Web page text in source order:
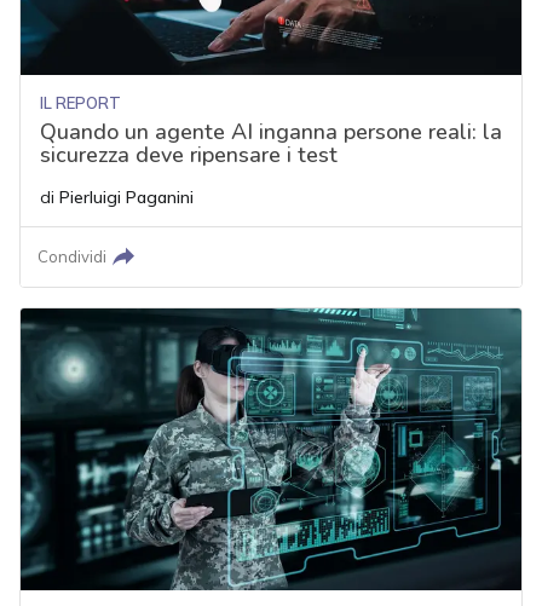
IL REPORT
Quando un agente AI inganna persone reali: la
sicurezza deve ripensare i test
di Pierluigi Paganini
Condividi